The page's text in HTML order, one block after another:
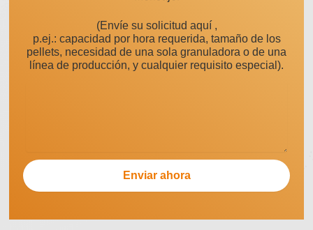
(Envíe su solicitud aquí ,
p.ej.: capacidad por hora requerida, tamaño de los
pellets, necesidad de una sola granuladora o de una
línea de producción, y cualquier requisito especial).